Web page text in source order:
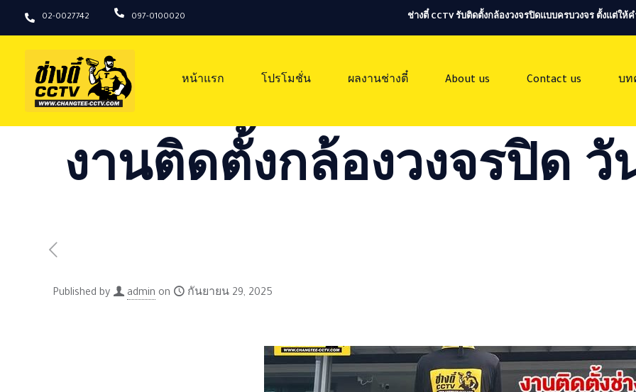
02-0027742 097-0100020 ช่างตี๋ CCTV รับติดตั้งกล้องวงจรปิดแบบครบวงจร ตั้งแต่
หน้าแรก โปรโมชั่น ผลงานช่างตี๋ About us Contact us บท
งานติดตั้งกล้องวงจรปิด วั
Published by admin on กันยายน 29, 2025